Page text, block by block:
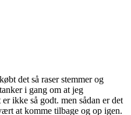
det så raser stemmer og
i gang om at jeg
ikke så godt. men sådan er det
at komme tilbage og op igen.